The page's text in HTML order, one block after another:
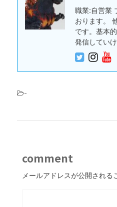
職業:自営業
おります。
です。基本
発信してい
-
comment
メールアドレスが公開される